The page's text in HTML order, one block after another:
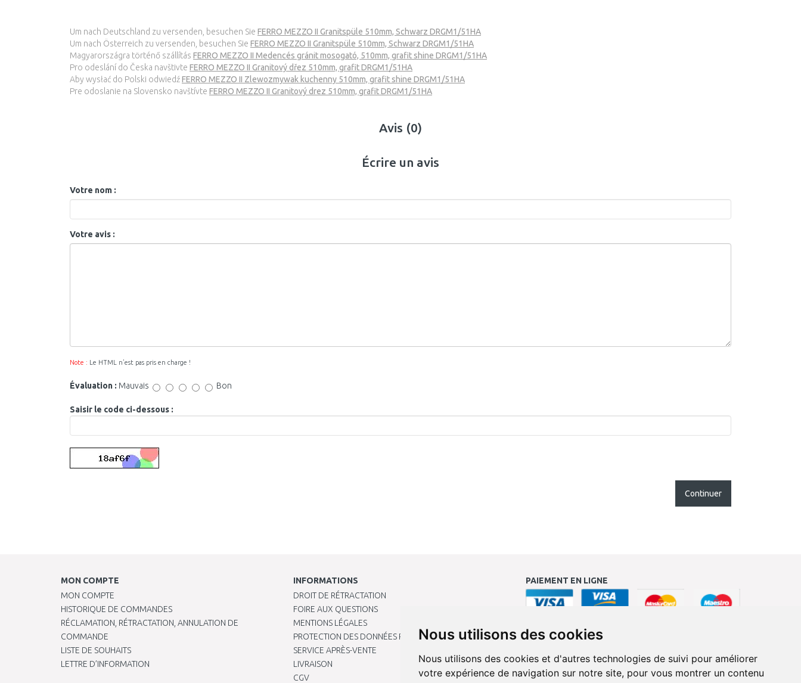
Nous utilisons des cookies
Nous utilisons des cookies et d'autres technologies de suivi pour améliorer
votre expérience de navigation sur notre site, pour vous montrer un contenu
Um nach Deutschland zu versenden, besuchen Sie FERRO MEZZO II Granitspüle 510mm, Schwarz DRGM1/51HA
Um nach Österreich zu versenden, besuchen Sie FERRO MEZZO II Granitspüle 510mm, Schwarz DRGM1/51HA
Magyarországra történő szállítás FERRO MEZZO II Medencés gránit mosogató, 510mm, grafit shine DRGM1/51HA
Pro odeslání do Česka navštivte FERRO MEZZO II Granitový dřez 510mm, grafit DRGM1/51HA
Aby wysłać do Polski odwiedźFERRO MEZZO II Zlewozmywak kuchenny 510mm, grafit shine DRGM1/51HA
Pre odoslanie na Slovensko navštívte FERRO MEZZO II Granitový drez 510mm, grafit DRGM1/51HA
Avis (0)
Écrire un avis
Votre nom :
Votre avis :
Note : Le HTML n’est pas pris en charge !
Évaluation : Mauvais Bon
Saisir le code ci-dessous :
Continuer
MON COMPTE
MON COMPTE
HISTORIQUE DE COMMANDES
RÉCLAMATION, RÉTRACTATION, ANNULATION DE
COMMANDE
LISTE DE SOUHAITS
LETTRE D’INFORMATION
INFORMATIONS
DROIT DE RÉTRACTATION
FOIRE AUX QUESTIONS
MENTIONS LÉGALES
PROTECTION DES DONNÉES PERSONNELLES
SERVICE APRÈS-VENTE
LIVRAISON
CGV
PAIEMENT EN LIGNE